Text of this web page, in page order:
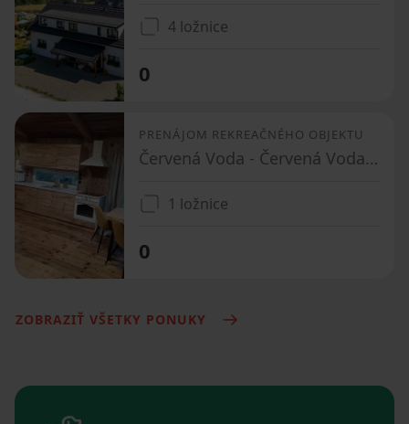
4 ložnice
0
PRENÁJOM REKREAČNÉHO OBJEKTU
Červená Voda - Červená Voda, Pardubický kraj
1 ložnice
0
ZOBRAZIŤ VŠETKY PONUKY